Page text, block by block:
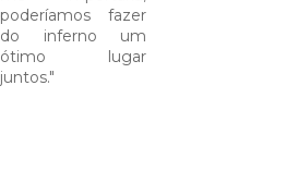
poderíamos fazer
do inferno um
ótimo lugar
juntos."